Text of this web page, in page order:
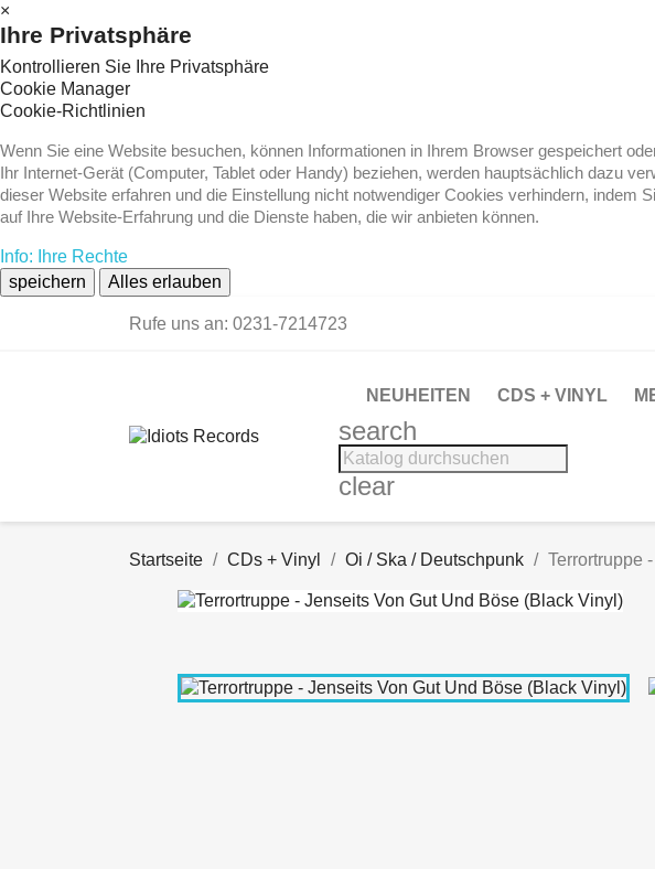
×
Ihre Privatsphäre
Kontrollieren Sie Ihre Privatsphäre
Cookie Manager
Cookie-Richtlinien
Wenn Sie eine Website besuchen, können Informationen in Ihrem Browser gespeichert
Ihr Internet-Gerät (Computer, Tablet oder Handy) beziehen, werden hauptsächlich dazu
dieser Website erfahren und die Einstellung nicht notwendiger Cookies verhindern,
auf Ihre Website-Erfahrung und die Dienste haben, die wir anbieten können.
Info: Ihre Rechte
speichern
Alles erlauben
Rufe uns an: 0231-7214723
NEUHEITEN CDS + VINYL
search
clear
Startseite CDs + Vinyl Oi / Ska / Deutschpunk Terrortruppe